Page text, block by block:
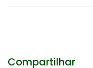
Compartilhar